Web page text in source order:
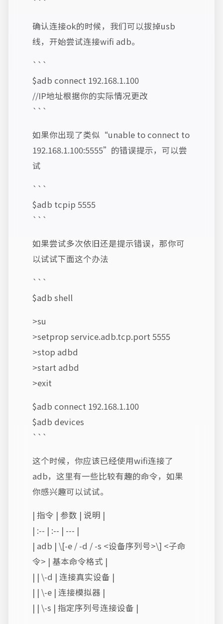
```
确认连接ok的时候，我们可以拔掉usb
线，开始尝试连接wifi adb。
```
$adb connect 192.168.1.100
//IP地址根据你的实际情况更改
```
如果你出现了类似“unable to connect to
192.168.1.100:5555”的错误提示，可以尝
试
```
$adb tcpip 5555
```
如果尝试多次依旧还是提示错误，那你可
以试试下面这个办法
```
$adb shell
>su
>setprop service.adb.tcp.port 5555
>stop adbd
>start adbd
>exit
$adb connect 192.168.1.100
$adb devices
```
这个时候，你应该已经使用wifi连接了
adb，这里有一些比较有趣的命令，如果
你感兴趣可以试试。
| 指令 | 参数 | 说明 |
| :-- | :-- | --- |
| adb | \[-e / -d / -s <设备序列号>\] <子命
令> | 基本命令格式 |
| | \-d | 连接真实设备 |
| | \-e | 连接模拟器 |
| | \-s | 指定序列号连接设备 |